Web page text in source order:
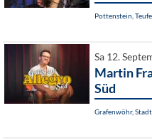
Pottenstein,
Sa 12.
Martin
Süd
Grafenwöhr,